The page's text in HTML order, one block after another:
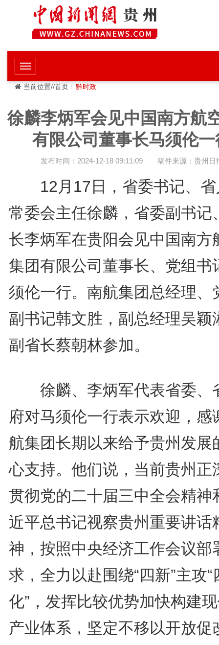
当前位置//首页 黔时政
徐麟李炳军会见中国南方航
有限公司董事长马须伦一
发布时间：2024-12-18 09:11:09 稿件来源：贵州日
12月17日，省委书记、省
常委会主任徐麟，省委副书记
长李炳军在贵阳会见中国南方
集团有限公司董事长、党组书
须伦一行。南航集团总经理、
副书记韩文胜，副总经理吴颖
副省长蔡朝林参加。
徐麟、李炳军代表省委、
府对马须伦一行表示欢迎，感
航集团长期以来给予贵州发展
心支持。他们说，当前贵州正
贯彻党的二十届三中全会精神
近平总书记视察贵州重要讲话
神，按照中央经济工作会议部
求，全力以赴围绕“四新”主攻“
化”，发挥比较优势加快构建
产业体系，坚定不移以开放促